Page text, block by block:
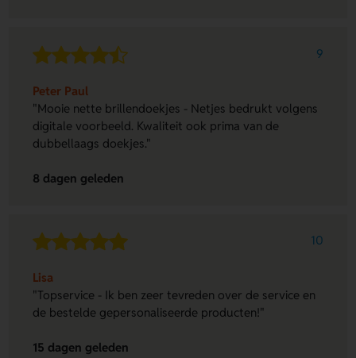
9
Peter Paul
"Mooie nette brillendoekjes - Netjes bedrukt volgens
digitale voorbeeld. Kwaliteit ook prima van de
dubbellaags doekjes."
8 dagen geleden
10
Lisa
"Topservice - Ik ben zeer tevreden over de service en
de bestelde gepersonaliseerde producten!"
15 dagen geleden